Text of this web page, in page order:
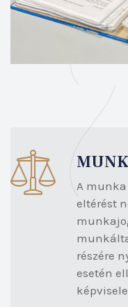
A
eltérést
részére
esetén